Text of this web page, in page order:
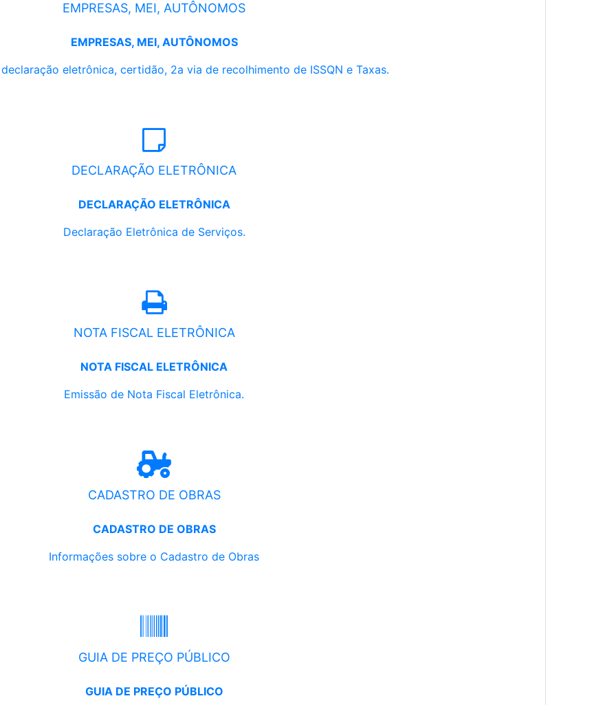
EMPRESAS, MEI, AUTÔNOMOS
EMPRESAS, MEI, AUTÔNOMOS
eletrônica, certidão, 2a via de recolhimento de ISSQN e Taxas.
DECLARAÇÃO ELETRÔNICA
DECLARAÇÃO ELETRÔNICA
Declaração Eletrônica de Serviços.
NOTA FISCAL ELETRÔNICA
NOTA FISCAL ELETRÔNICA
Emissão de Nota Fiscal Eletrônica.
CADASTRO DE OBRAS
CADASTRO DE OBRAS
Informações sobre o Cadastro de Obras
GUIA DE PREÇO PÚBLICO
GUIA DE PREÇO PÚBLICO